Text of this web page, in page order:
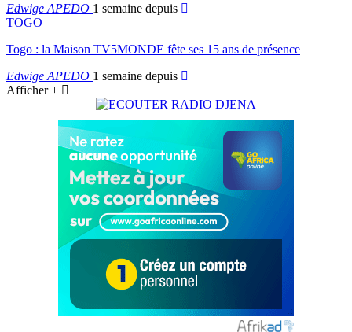
Edwige APEDO 1 semaine depuis
TOGO
Togo : la Maison TV5MONDE fête ses 15 ans de présence
Edwige APEDO 1 semaine depuis
Afficher +